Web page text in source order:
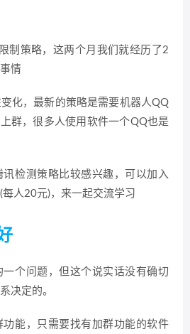
制策略，这两个月我们就经历了2
情
化，最新的策略是需要机器人QQ
群，很多人使用软件一个QQ也是
检测策略比较感兴趣，可以加入
人20元)，来一起交流学习
个问题，但这个说实话没有确切
决定的。
功能，只需要找有加群功能的软件